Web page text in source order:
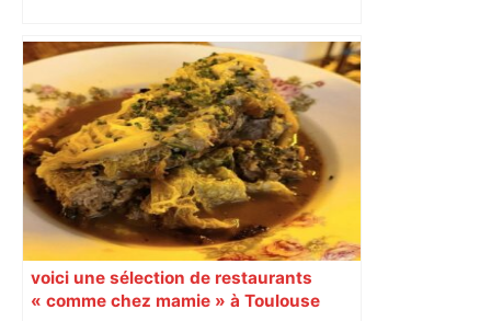
vivant avec des troubles psychiques,
des soignants et des cyclotouristes.
« La Croix » a participé en septembre à
sa septième édition, du Mont-Saint-
Michel à Toulouse.
voici une sélection de restaurants
« comme chez mamie » à Toulouse